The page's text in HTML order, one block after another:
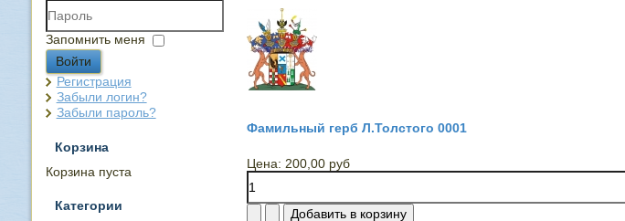
Запомнить меня
Войти
Регистрация
Забыли логин?
Забыли пароль?
Корзина
Корзина пуста
Категории
Фамильный герб Л.Толстого 0001
Цена: 200,00 руб